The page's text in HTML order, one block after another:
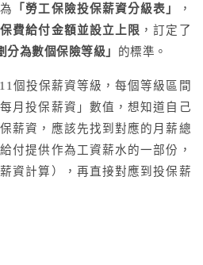
「勞工保險投保薪資分級表」
，
費給付金額並設立上限 ，訂定了
分為數個保險等級」 的標準。
個投保薪資等級，每個等級區間
月投保薪資」數值，想知道自己
薪資，應該先找到對應的月薪總
付提供作為工資薪水的一部份，
資計算），再直接對應到投保薪